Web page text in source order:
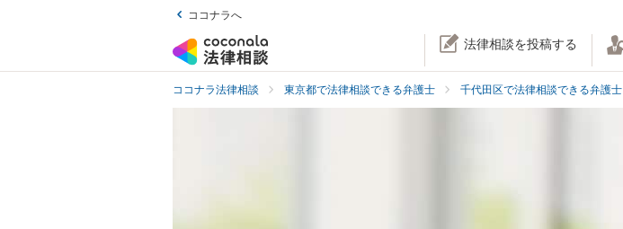
ココナラへ
法律相談を投稿する
ココナラ法律相談 東京都で法律相談できる弁護士 千代田区で法律相談できる弁護士